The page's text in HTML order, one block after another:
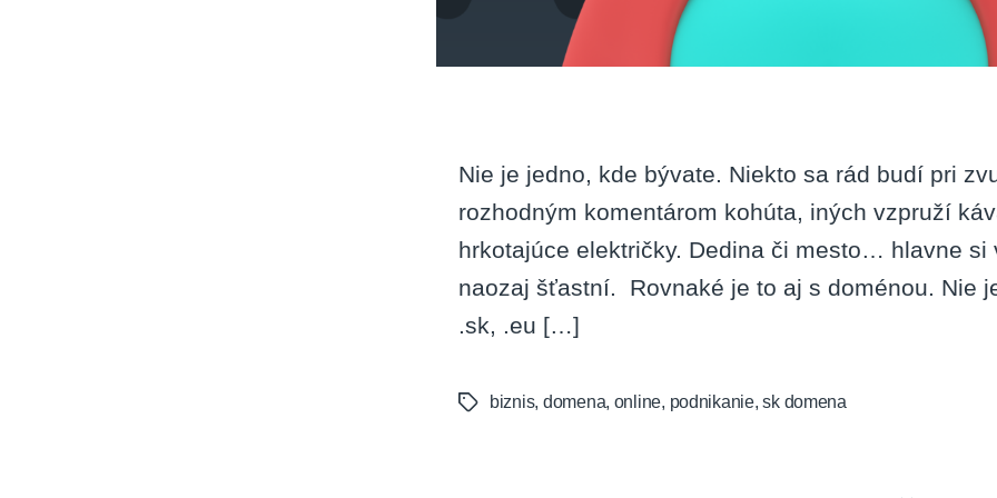
Nie je jedno, kde bývate. Niekto sa rád budí pri
rozhodným komentárom kohúta, iných vzpruží
hrkotajúce električky. Dedina či mesto… hlavne si
naozaj šťastní. Rovnaké je to aj s doménou. Nie
.sk, .eu […]
Tagsbiznis, domena, online, podnikanie,sk domena